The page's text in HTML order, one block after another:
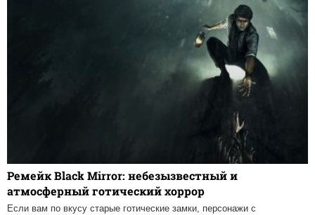
Ремейк Black Mirror: небезызвестный и
атмосферный готический хоррор
Если вам по вкусу старые готические замки, персонажи с